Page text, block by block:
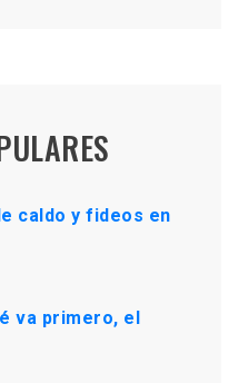
caldo y fideos en
va primero, el